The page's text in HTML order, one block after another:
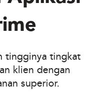
tingginya tingkat
klien dengan
superior.